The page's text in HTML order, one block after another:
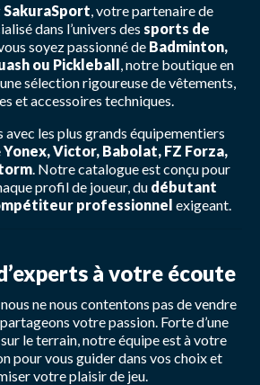
SakuraSport , votre partenaire de
dans l’univers des sports de
soyez passionné de Badminton,
ou Pickleball , notre boutique en
sélection rigoureuse de vêtements,
et accessoires techniques.
les plus grands équipementiers
Yonex, Victor, Babolat, FZ Forza,
. Notre catalogue est conçu pour
profil de joueur, du débutant
professionnel exigeant.
à votre écoute
ne nous contentons pas de vendre
votre passion. Forte d’une
le terrain, notre équipe est à votre
pour vous guider dans vos choix et
votre plaisir de jeu.